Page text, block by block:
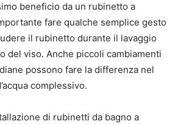
beneficio da un rubinetto a
fare qualche semplice gesto
il rubinetto durante il lavaggio
del viso. Anche piccoli cambiamenti
possono fare la differenza nel
complessivo.
di rubinetti da bagno a